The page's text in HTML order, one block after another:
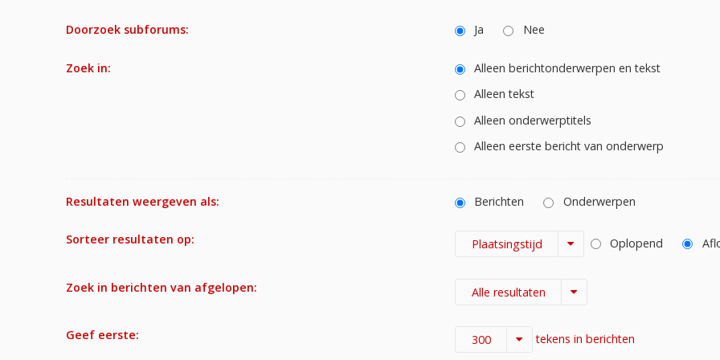
Doorzoek subforums: Ja Nee
Zoek in:
Alleen berichtonderwerpen en tekst
Alleen tekst
Alleen onderwerptitels
Alleen eerste bericht van onderwerp
Resultaten weergeven als: Berichten Onderwerpen
Sorteer resultaten op: Plaatsingstijd Oplopend
Zoek in berichten van afgelopen: Alle resultaten
Geef eerste: 300 tekens in berichten